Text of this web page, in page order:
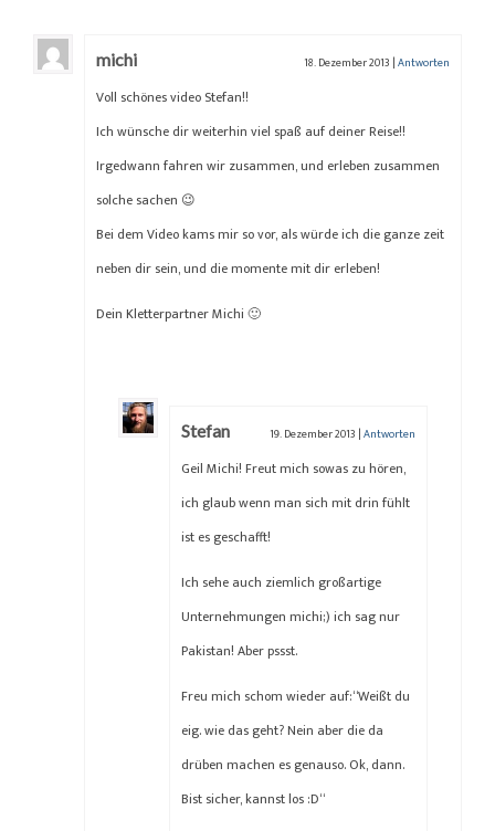
michi 18. Dezember 2013 |Antworten
Voll schönes video Stefan!!
Ich wünsche dir weiterhin viel spaß auf deiner Reise!!
Irgedwann fahren wir zusammen, und erleben zusammen
solche sachen 😉
Bei dem Video kams mir so vor, als würde ich die ganze zeit
neben dir sein, und die momente mit dir erleben!
Dein Kletterpartner Michi 🙂
Stefan 19. Dezember 2013 |Antworten
Geil Michi! Freut mich sowas zu hören,
ich glaub wenn man sich mit drin fühlt
ist es geschafft!
Ich sehe auch ziemlich großartige
Unternehmungen michi;) ich sag nur
Pakistan! Aber pssst.
Freu mich schom wieder auf:“Weißt du
eig. wie das geht? Nein aber die da
drüben machen es genauso. Ok, dann.
Bist sicher, kannst los :D“